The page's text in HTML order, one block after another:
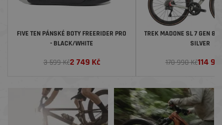
FIVE TEN PÁNSKÉ BOTY FREERIDER PRO
- BLACK/WHITE
3 599 Kč2 749Kč
TREK MADONE SL 7 GEN 8
SILVER
170 990 Kč114